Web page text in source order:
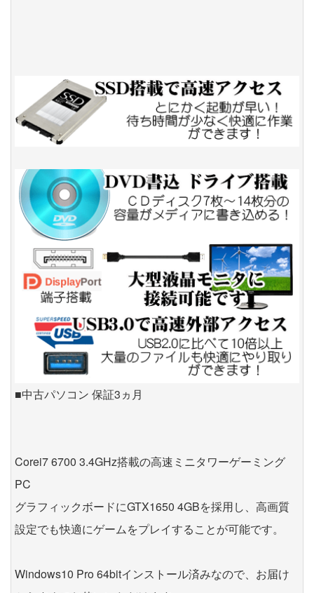
■中古パソコン 保証3ヵ月
Corei7 6700 3.4GHz搭載の高速ミニタワーゲーミング
PC
グラフィックボードにGTX1650 4GBを採用し、高画質
設定でも快適にゲームをプレイすることが可能です。
Windows10 Pro 64bitインストール済みなので、お届け